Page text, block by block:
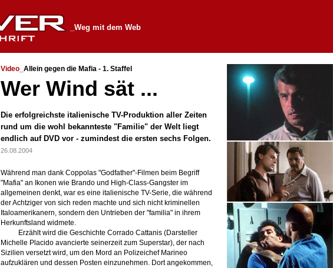
_Weg mit dem Web
Video_ Allein gegen die Mafia - 1. Staffel
Wer Wind sät ...
Die erfolgreichste italienische TV-Produktion aller Zeiten
rund um die wohl bekannteste "Familie" der Welt liegt
endlich auf DVD vor - zumindest die ersten sechs Folgen.
26.08.2004
Während man dank Coppolas "Godfather"-Filmen beim Begriff
"Mafia" an Ikonen wie Brando und High-Class-Gangster im
allgemeinen denkt, war es eine italienische TV-Serie, die während
der Achtziger von sich reden machte und sich nicht kriminellen
Italoamerikanern, sondern den Untrieben der "familia" in ihrem
Herkunftsland widmete.
Erzählt wird die Geschichte Corrado Cattanis (Darsteller
Michelle Placido avancierte seinerzeit zum Superstar), der nach
Sizilien versetzt wird, um den Mord an Polizeichef Marineo
aufzuklären und dessen Posten einzunehmen. Dort angekommen,